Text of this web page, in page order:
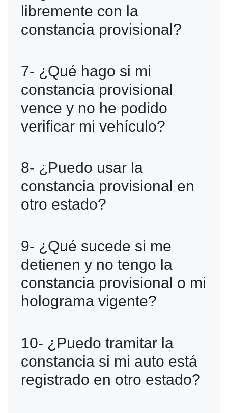
propietario y, en algunos casos,
evidencia del problema que impidió la
libremente con la
constancia provisional?
CDMX y en zonas autorizadas, pero
debes respetar las restricciones del
programa Hoy No Circula.
7- ¿Qué hago si mi
constancia provisional
vence y no he podido
verificar mi vehículo?
constancia provisional o solucionar el
problema que impide la verificación
antes de seguir circulando.
8- ¿Puedo usar la
constancia provisional en
otro estado?
del estado al que viajes. Consulta con
las autoridades locales antes de
circular fuera de la CDMX.
9- ¿Qué sucede si me
detienen y no tengo la
constancia provisional o mi
holograma vigente?
incumplir con la normativa de
verificación vehicular de la CDMX.
10- ¿Puedo tramitar la
constancia si mi auto está
registrado en otro estado?